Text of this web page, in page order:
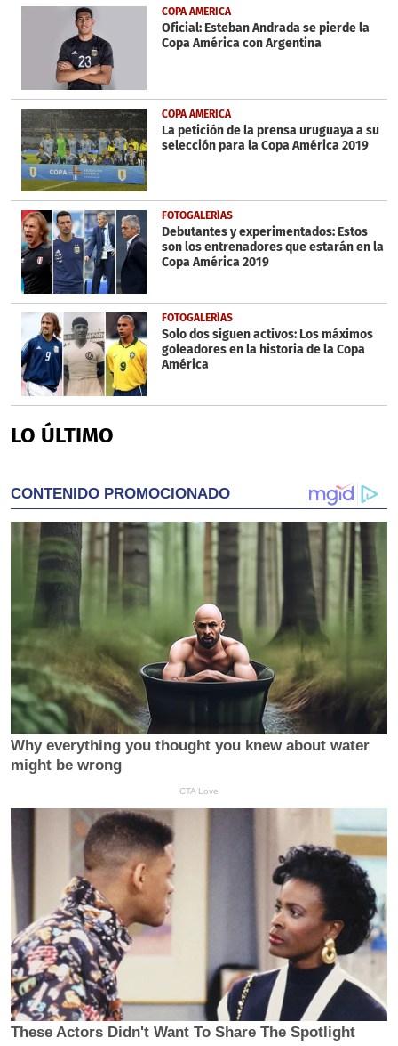
COPA AMERICA
Oficial: Esteban Andrada se pierde la
Copa América con Argentina
COPA AMERICA
La petición de la prensa uruguaya a su
selección para la Copa América 2019
FOTOGALERÍAS
Debutantes y experimentados: Estos
son los entrenadores que estarán en la
Copa América 2019
FOTOGALERÍAS
Solo dos siguen activos: Los máximos
goleadores en la historia de la Copa
América
LO ÚLTIMO